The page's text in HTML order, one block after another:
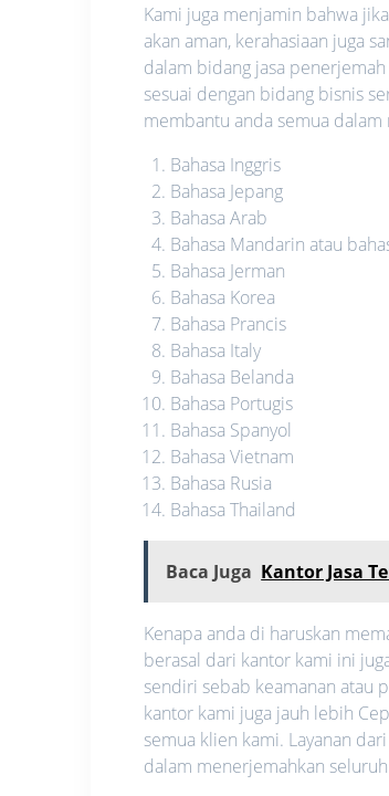
Kami juga menjamin bahwa
akan aman, kerahasiaan juga
dalam bidang jasa
sesuai dengan bidang bisnis
membantu anda semua dalam
Bahasa Inggris
Bahasa Jepang
Bahasa Arab
Bahasa Mandarin atau
Bahasa Jerman
Bahasa Korea
Bahasa Prancis
Bahasa Italy
Bahasa Belanda
Bahasa Portugis
Bahasa Spanyol
Bahasa Vietnam
Bahasa Rusia
Bahasa Thailand
Baca Juga Kantor Jasa
Kenapa anda di haruskan
berasal dari kantor kami ini
sendiri sebab keamanan atau
kantor kami juga jauh lebih
semua klien kami. Layanan
dalam menerjemahkan